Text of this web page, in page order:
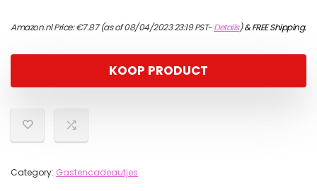
Amazon.nl Price:€7.87(as of 08/04/2023 23:19 PST-Details)&FREE Shipping.
KOOP PRODUCT
Category: Gastencadeautjes